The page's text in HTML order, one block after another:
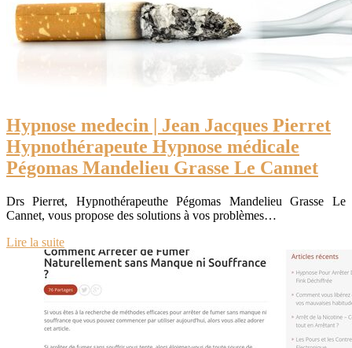
Hypnose medecin | Jean Jacques Pierret
Hypnothérapeu­te Hypnose médicale
Pégomas Mandelieu Grasse Le Cannet
Drs Pierret, Hypnothérapeuthe Pégomas Mandelieu Grasse Le
Cannet, vous propose des solutions à vos problèmes…
Lire la suite